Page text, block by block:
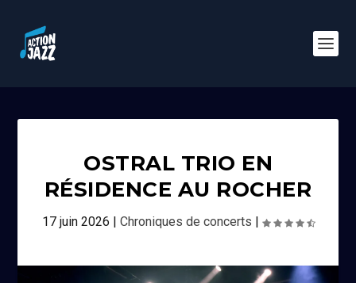
OSTRAL TRIO EN
RÉSIDENCE AU ROCHER
17 juin 2026 | Chroniques de concerts |